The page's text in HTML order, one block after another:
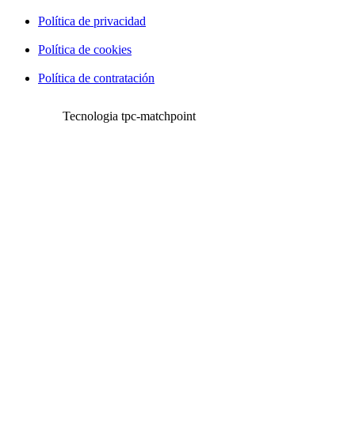
Política de privacidad
Política de cookies
Política de contratación
Tecnologia tpc-matchpoint